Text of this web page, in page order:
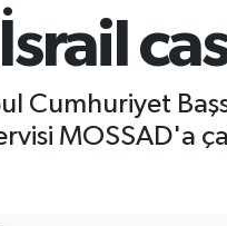
Cumhuriyet
MOSSAD'a